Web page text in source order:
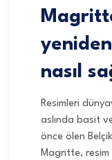
nasıl
Resimleri
aslında basit
önce ölen
Magritte, resim